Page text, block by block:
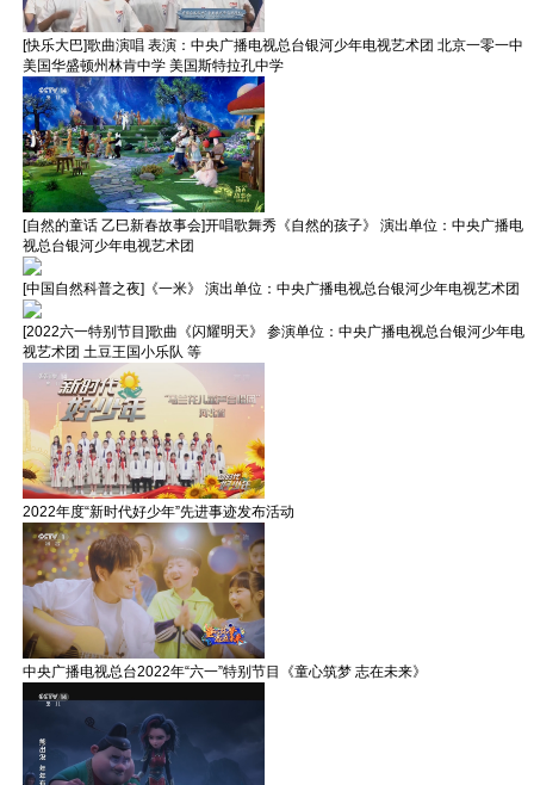
[快乐大巴]歌曲演唱 表演：中央广播电视总台银河少年电视艺术团 北京一零一中
美国华盛顿州林肯中学 美国斯特拉孔中学
[自然的童话 乙巳新春故事会]开唱歌舞秀《自然的孩子》 演出单位：中央广播电
视总台银河少年电视艺术团
[中国自然科普之夜]《一米》 演出单位：中央广播电视总台银河少年电视艺术团
[2022六一特别节目]歌曲《闪耀明天》 参演单位：中央广播电视总台银河少年电
视艺术团 土豆王国小乐队 等
2022年度“新时代好少年”先进事迹发布活动
中央广播电视总台2022年“六一”特别节目《童心筑梦 志在未来》